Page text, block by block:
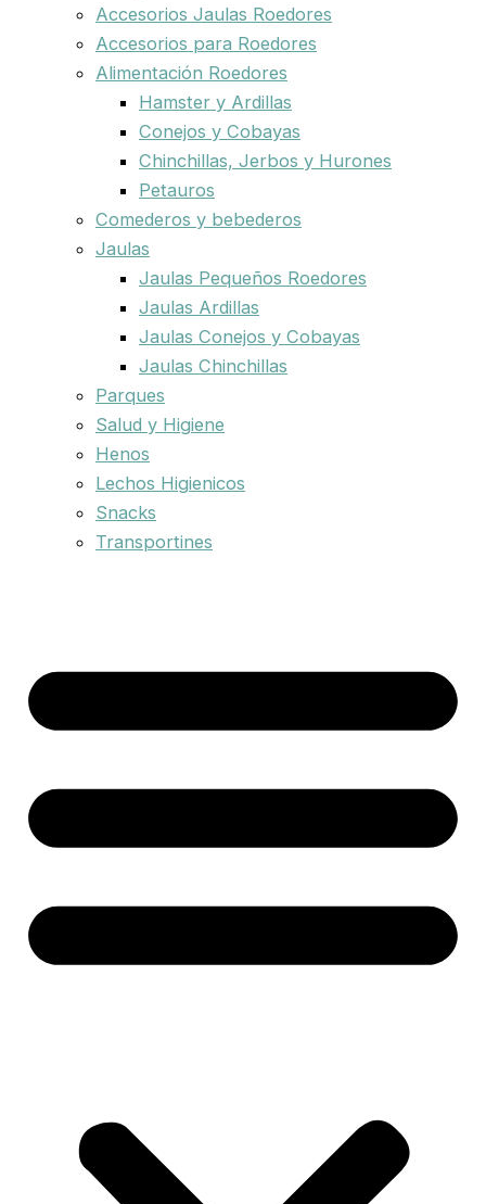
Accesorios Jaulas Roedores
Accesorios para Roedores
Alimentación Roedores
Hamster y Ardillas
Conejos y Cobayas
Chinchillas, Jerbos y Hurones
Petauros
Comederos y bebederos
Jaulas
Jaulas Pequeños Roedores
Jaulas Ardillas
Jaulas Conejos y Cobayas
Jaulas Chinchillas
Parques
Salud y Higiene
Henos
Lechos Higienicos
Snacks
Transportines